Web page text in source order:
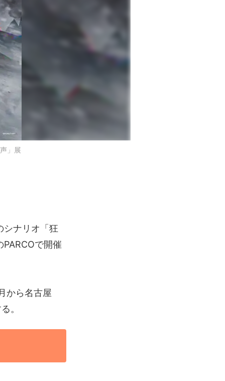
」展
シナリオ「狂
で開催
から名古屋
。